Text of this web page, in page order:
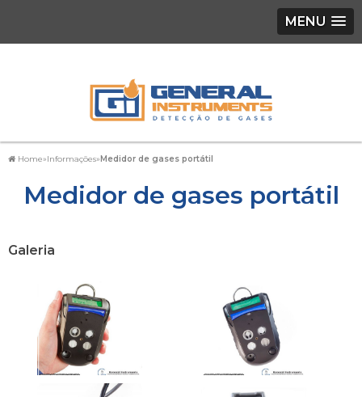
MENU
Home»Informações»Medidor de gases portátil
Medidor de gases portátil
Galeria